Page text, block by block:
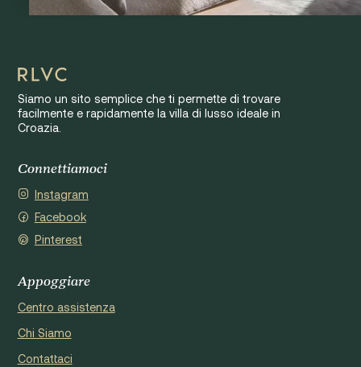
Siamo un sito semplice che ti permette di trovare
facilmente e rapidamente la villa di lusso ideale in
Croazia.
Connettiamoci
Instagram
Facebook
Pinterest
Appoggiare
Centro assistenza
Chi Siamo
Contattaci